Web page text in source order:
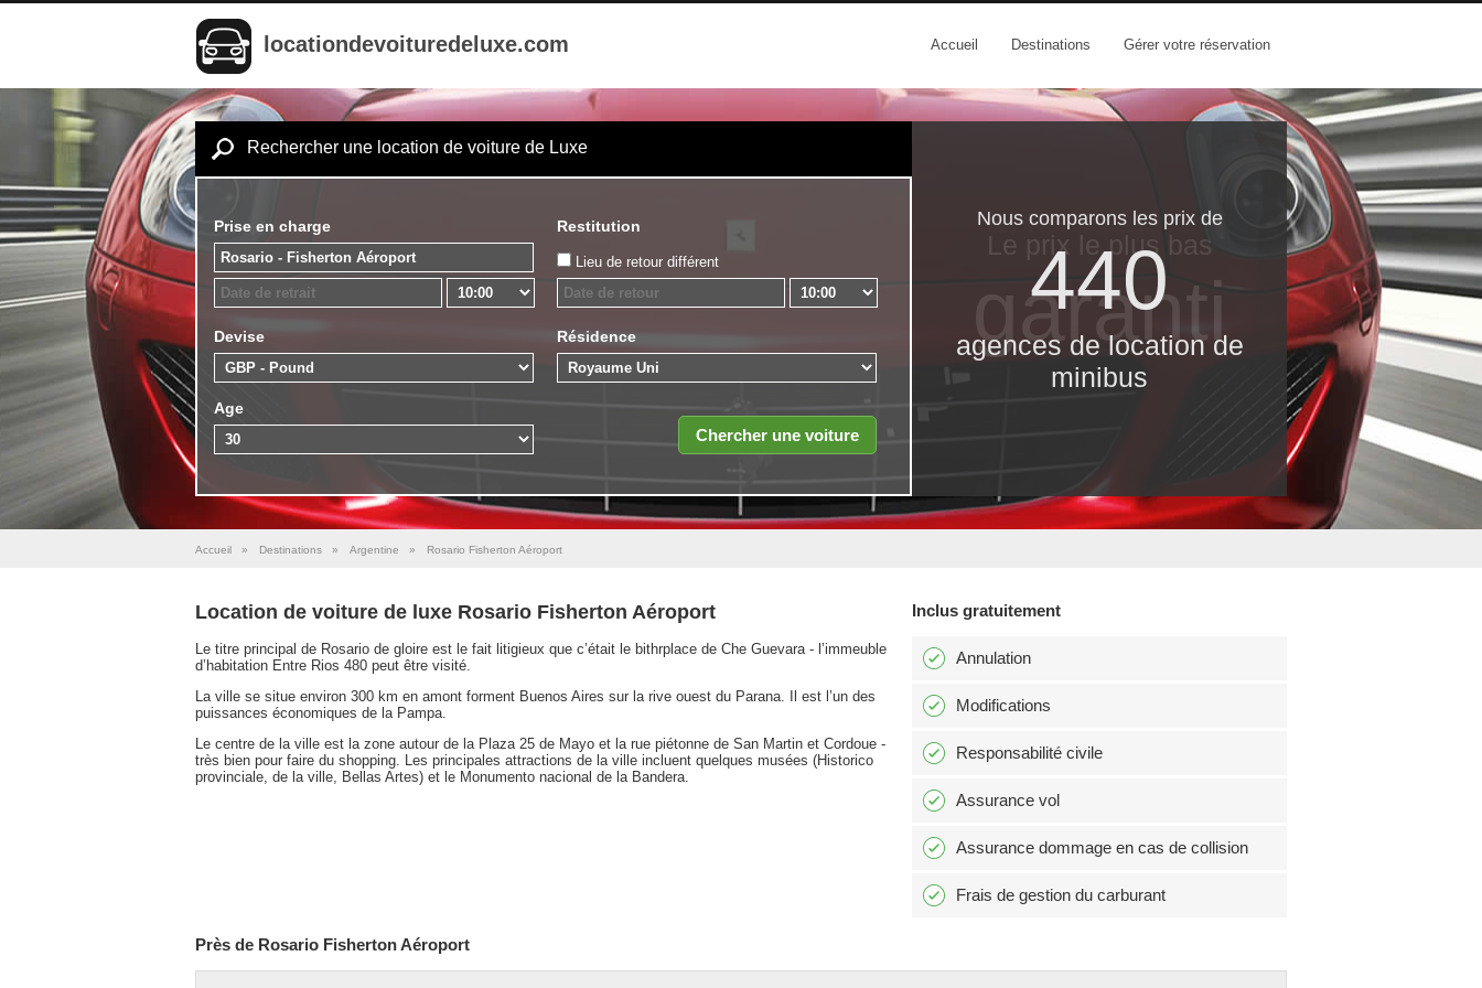
locationdevoituredeluxe.com Accueil Destinations Gérer votre réservation
Rechercher une location de voiture de Luxe
Prise en charge Restitution
Lieu de retour différent
Devise Résidence
Age
Nous comparons les prix de
440
agences de location de
minibus
Le prix le​ plus bas
garanti
Accueil » Destinations » Argentine » Rosario Fisherton Aéroport
Location de voiture de luxe Rosario Fisherton Aéroport
Le titre principal de Rosario de gloire est le fait litigieux que c’était le bithrplace de Che Guevara - l’immeuble
d’habitation Entre Rios 480 peut être visité.
La ville se situe environ 300 km en amont forment Buenos Aires sur la rive ouest du Parana. Il est l’un des
puissances économiques de la Pampa.
Le centre de la ville est la zone autour de la Plaza 25 de Mayo et la rue piétonne de San Martin et Cordoue -
très bien pour faire du shopping. Les principales attractions de la ville incluent quelques musées (Historico
provinciale, de la ville, Bellas Artes) et le Monumento nacional de la Bandera.
Inclus gratuitement
Annulation
Modifications
Responsabilité civile
Assurance vol
Assurance dommage en cas de collision
Frais de gestion du carburant
Près de Rosario Fisherton Aéroport